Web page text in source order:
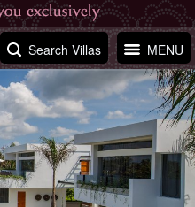
MENU
Search Villas